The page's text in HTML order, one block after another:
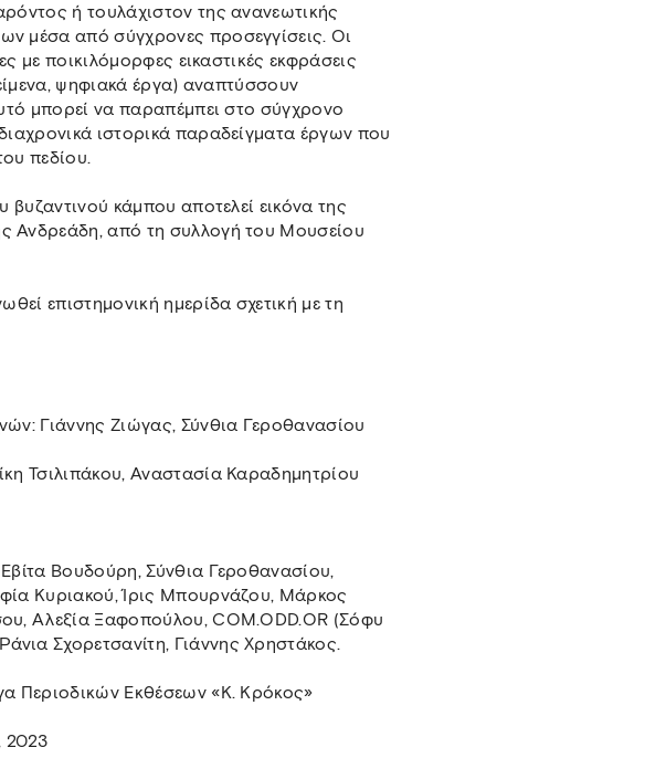
ή τουλάχιστον της ανανεωτικής
μέσα από σύγχρονες προσεγγίσεις. Οι
με ποικιλόμορφες εικαστικές εκφράσεις
ψηφιακά έργα) αναπτύσσουν
μπορεί να παραπέμπει στο σύγχρονο
ιστορικά παραδείγματα έργων που
πεδίου.
κάμπου αποτελεί εικόνα της
Ανδρεάδη, από τη συλλογή του Μουσείου
επιστημονική ημερίδα σχετική με τη
Γιάννης Ζιώγας, Σύνθια Γεροθανασίου
Τσιλιπάκου, Αναστασία Καραδημητρίου
Βουδούρη, Σύνθια Γεροθανασίου,
Κυριακού, Ίρις Μπουρνάζου, Μάρκος
Αλεξία Ξαφοπούλου, COM.ODD.OR (Σόφυ
Σχορετσανίτη, Γιάννης Χρηστάκος.
Περιοδικών Εκθέσεων «Κ. Κρόκος»
2023